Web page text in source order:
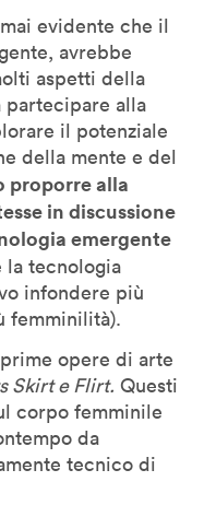
evidente che il
avrebbe
aspetti della
partecipare alla
il potenziale
della mente e del
proporre alla
in discussione
emergente
la tecnologia
infondere più
femminilità).
opere di arte
Skirt e Flirt. Questi
corpo femminile
da
tecnico di